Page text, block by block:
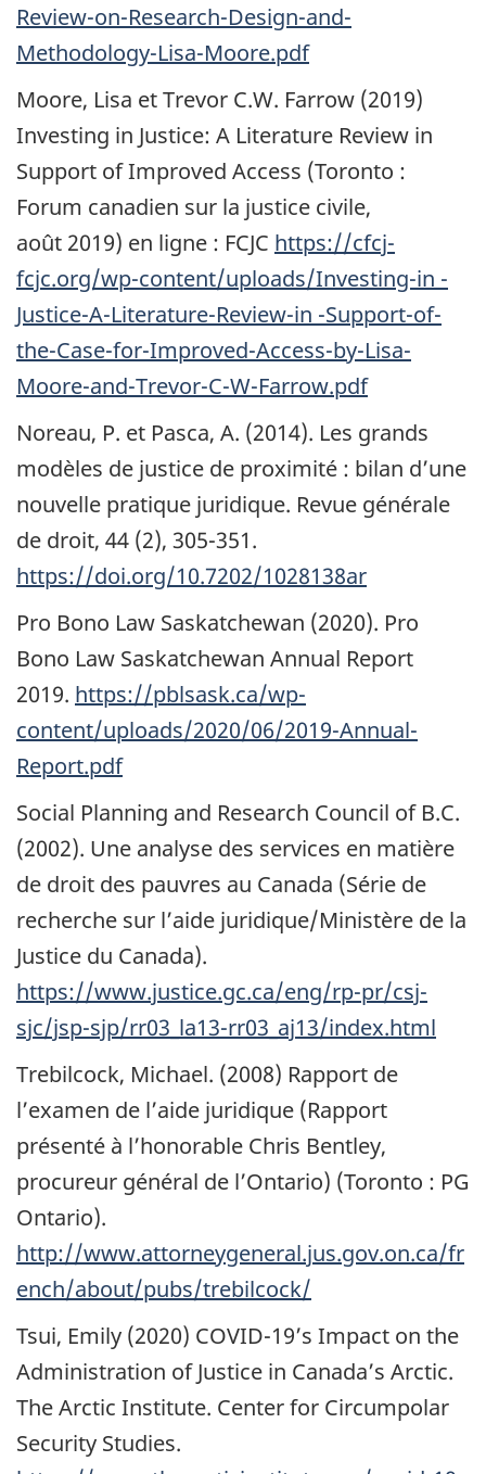
Review-on-Research-Design-and-
Methodology-Lisa-Moore.pdf
Moore, Lisa et Trevor C.W. Farrow (2019)
Investing in Justice: A Literature Review in
Support of Improved Access (Toronto :
Forum canadien sur la justice civile,
août 2019) en ligne : FCJC https://cfcj-
fcjc.org/wp-content/uploads/Investing-in -
Justice-A-Literature-Review-in -Support-of-
the-Case-for-Improved-Access-by-Lisa-
Moore-and-Trevor-C-W-Farrow.pdf
Noreau, P. et Pasca, A. (2014). Les grands
modèles de justice de proximité : bilan d’une
nouvelle pratique juridique. Revue générale
de droit, 44 (2), 305-351.
https://doi.org/10.7202/1028138ar
Pro Bono Law Saskatchewan (2020). Pro
Bono Law Saskatchewan Annual Report
2019. https://pblsask.ca/wp-
content/uploads/2020/06/2019-Annual-
Report.pdf
Social Planning and Research Council of B.C.
(2002). Une analyse des services en matière
de droit des pauvres au Canada (Série de
recherche sur l’aide juridique/Ministère de la
Justice du Canada).
https://www.justice.gc.ca/eng/rp-pr/csj-
sjc/jsp-sjp/rr03_la13-rr03_aj13/index.html
Trebilcock, Michael. (2008) Rapport de
l’examen de l’aide juridique (Rapport
présenté à l’honorable Chris Bentley,
procureur général de l’Ontario) (Toronto : PG
Ontario).
http://www.attorneygeneral.jus.gov.on.ca/fr
ench/about/pubs/trebilcock/
Tsui, Emily (2020) COVID-19’s Impact on the
Administration of Justice in Canada’s Arctic.
The Arctic Institute. Center for Circumpolar
Security Studies.